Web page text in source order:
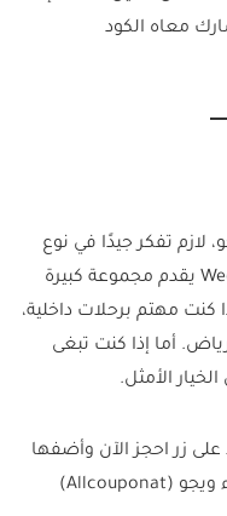
معاه الكود
لازم تفكر جيدًا في نوع
الرحلة اللي تناسب احتياجاتك. موقع Wego يقدم مجموعة كبيرة
كنت مهتم برحلات داخلية،
أما إذا كنت تبغى
الأمثل.
على زر احجز الآن وأضفها
للسلة. بعد كده، استخدم قسيمة شراء ويجو (Allcouponat)